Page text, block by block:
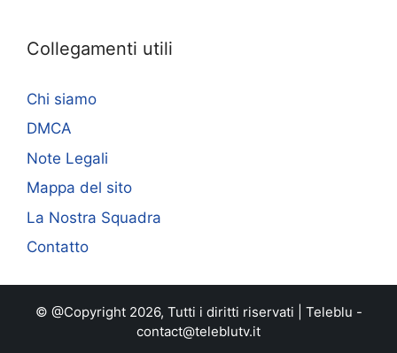
Collegamenti utili
Chi siamo
DMCA
Note Legali
Mappa del sito
La Nostra Squadra
Contatto
© @Copyright 2026, Tutti i diritti riservati | Teleblu -
contact@teleblutv.it